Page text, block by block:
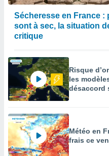
Sécheresse en France :
sont à sec, la situation
critique
Risque
les
désaccord
Météo en
frais ce